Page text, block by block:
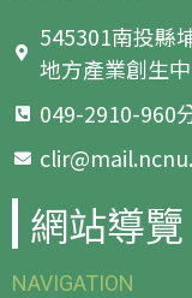
545301南投縣
地方產業創生
049-2910-960
網站導覽
NAVIGATION